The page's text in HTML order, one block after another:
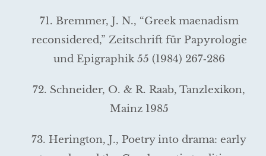
71. Bremmer, J. N., “Greek maenadism
reconsidered,” Zeitschrift für Papyrologie
und Epigraphik 55 (1984) 267‑286
72. Schneider, O. & R. Raab, Tanzlexikon,
Mainz 1985
73. Herington, J., Poetry into drama: early